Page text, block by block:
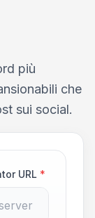
più
che
sui social.
URL *